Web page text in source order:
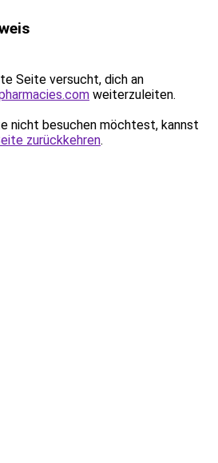
Seite versucht, dich an
weiterzuleiten.
nicht besuchen möchtest, kannst
zurückkehren.